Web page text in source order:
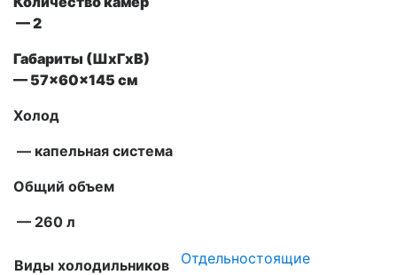
— 2
Габариты (ШxГxВ)
— 57x60x145 см
Холод
— капельная система
Общий объем
— 260 л
Виды холодильников Отдельностоящие